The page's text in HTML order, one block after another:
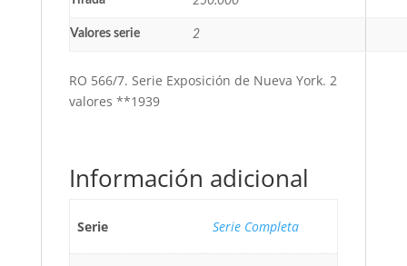
Valores serie 2
RO 566/7. Serie Exposición de Nueva York. 2
valores **1939
Información adicional
Serie Serie Completa